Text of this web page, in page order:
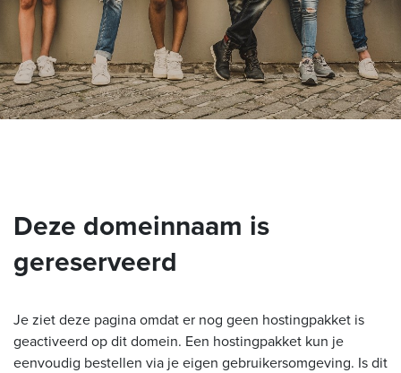
Deze domeinnaam is
gereserveerd
Je ziet deze pagina omdat er nog geen hostingpakket is
geactiveerd op dit domein. Een hostingpakket kun je
eenvoudig bestellen via je eigen gebruikersomgeving. Is dit